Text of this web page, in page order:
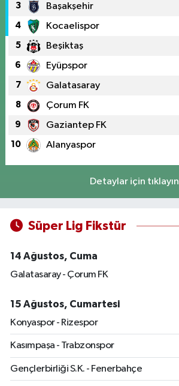
3 Başakşehir
4 Kocaelispor
5 Beşiktaş
6 Eyüpspor
7 Galatasaray
8 Çorum FK
9 Gaziantep FK
10 Alanyaspor
Detaylar için tıklayın
Süper Lig Fikstür
14 Ağustos, Cuma
Galatasaray - Çorum FK
15 Ağustos, Cumartesi
Konyaspor - Rizespor
Kasımpaşa - Trabzonspor
Gençlerbirliği S.K. - Fenerbahçe